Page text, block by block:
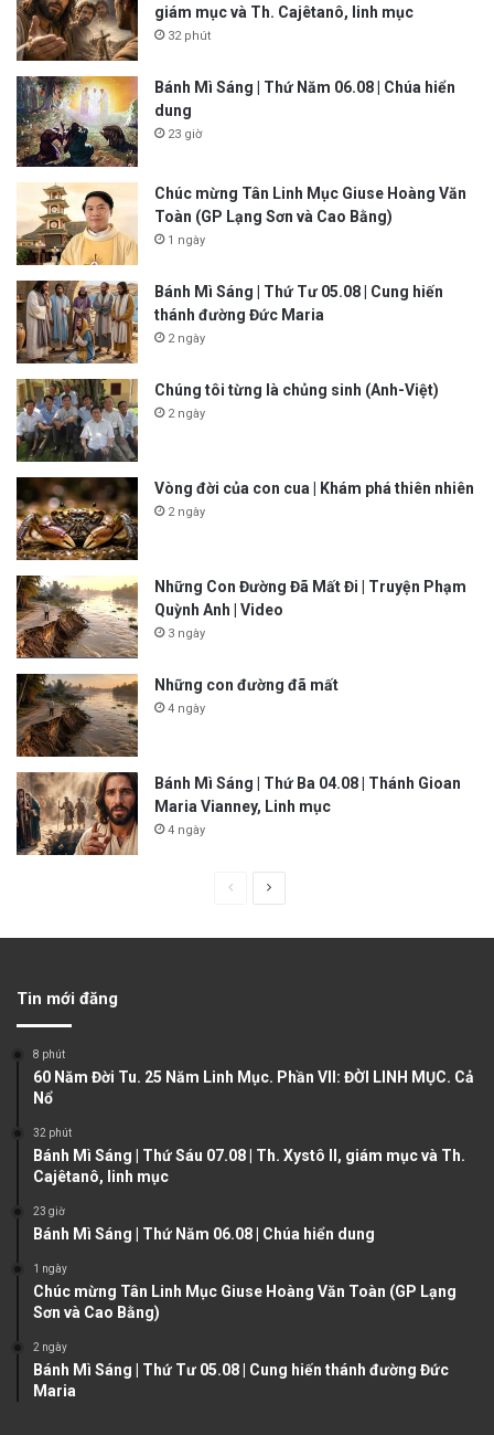
giám mục và Th. Cajêtanô, linh mục
32 phút
Bánh Mì Sáng | Thứ Năm 06.08 | Chúa hiển
dung
23 giờ
Chúc mừng Tân Linh Mục Giuse Hoàng Văn
Toàn (GP Lạng Sơn và Cao Bằng)
1 ngày
Bánh Mì Sáng | Thứ Tư 05.08 | Cung hiến
thánh đường Đức Maria
2 ngày
Chúng tôi từng là chủng sinh (Anh-Việt)
2 ngày
Vòng đời của con cua | Khám phá thiên nhiên
2 ngày
Những Con Đường Đã Mất Đi | Truyện Phạm
Quỳnh Anh | Video
3 ngày
Những con đường đã mất
4 ngày
Bánh Mì Sáng | Thứ Ba 04.08 | Thánh Gioan
Maria Vianney, Linh mục
4 ngày
u
e
g
Tin mới đăng
8 phút
60 Năm Đời Tu. 25 Năm Linh Mục. Phần VII: ĐỜI LINH MỤC. Cả
Nổ
32 phút
Bánh Mì Sáng | Thứ Sáu 07.08 | Th. Xystô II, giám mục và Th.
Cajêtanô, linh mục
23 giờ
Bánh Mì Sáng | Thứ Năm 06.08 | Chúa hiển dung
1 ngày
Chúc mừng Tân Linh Mục Giuse Hoàng Văn Toàn (GP Lạng
Sơn và Cao Bằng)
2 ngày
Bánh Mì Sáng | Thứ Tư 05.08 | Cung hiến thánh đường Đức
Maria